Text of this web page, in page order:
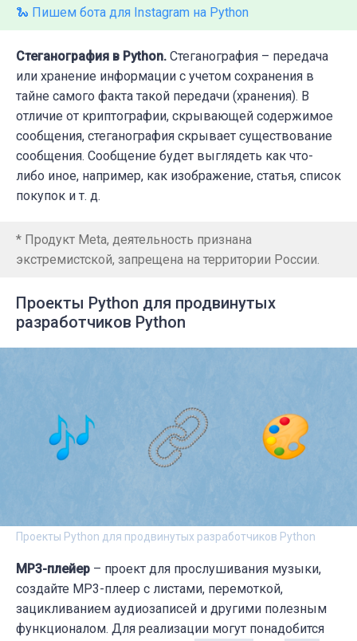
🐍 Пишем бота для Instagram на Python
Стеганография в Python. Стеганография – передача
или хранение информации с учетом сохранения в
тайне самого факта такой передачи (хранения). В
отличие от криптографии, скрывающей содержимое
сообщения, стеганография скрывает существование
сообщения. Сообщение будет выглядеть как что-
либо иное, например, как изображение, статья, список
покупок и т. д.
* Продукт Meta, деятельность признана
экстремистской, запрещена на территории России.
Проекты Python для продвинутых
разработчиков Python
Проекты Python для продвинутых разработчиков Python
MP3-плейер – проект для прослушивания музыки,
создайте MP3-плеер с листами, перемоткой,
зацикливанием аудиозаписей и другими полезным
функционалом. Для реализации могут понадобится